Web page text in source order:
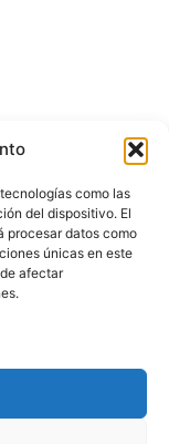
como las
del dispositivo. El
procesar datos como
únicas en este
afectar
(JAÉN)